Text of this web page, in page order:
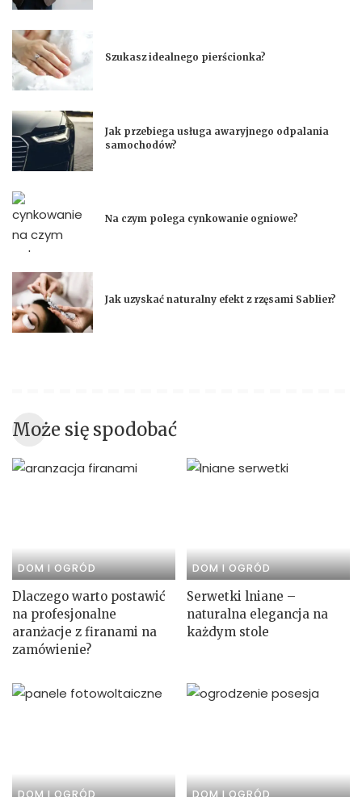
Szukasz idealnego pierścionka?
Jak przebiega usługa awaryjnego odpalania
samochodów?
Na czym polega cynkowanie ogniowe?
Jak uzyskać naturalny efekt z rzęsami Sablier?
Może się spodobać
DOM I OGRÓD
Dlaczego warto postawić
na profesjonalne
aranżacje z firanami na
zamówienie?
DOM I OGRÓD
Serwetki lniane –
naturalna elegancja na
każdym stole
DOM I OGRÓD DOM I OGRÓD